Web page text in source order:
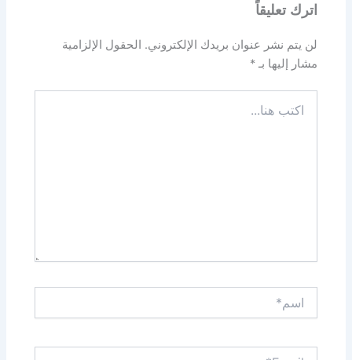
اترك تعليقاً
لن يتم نشر عنوان بريدك الإلكتروني. الحقول الإلزامية
مشار إليها بـ*
هنا...